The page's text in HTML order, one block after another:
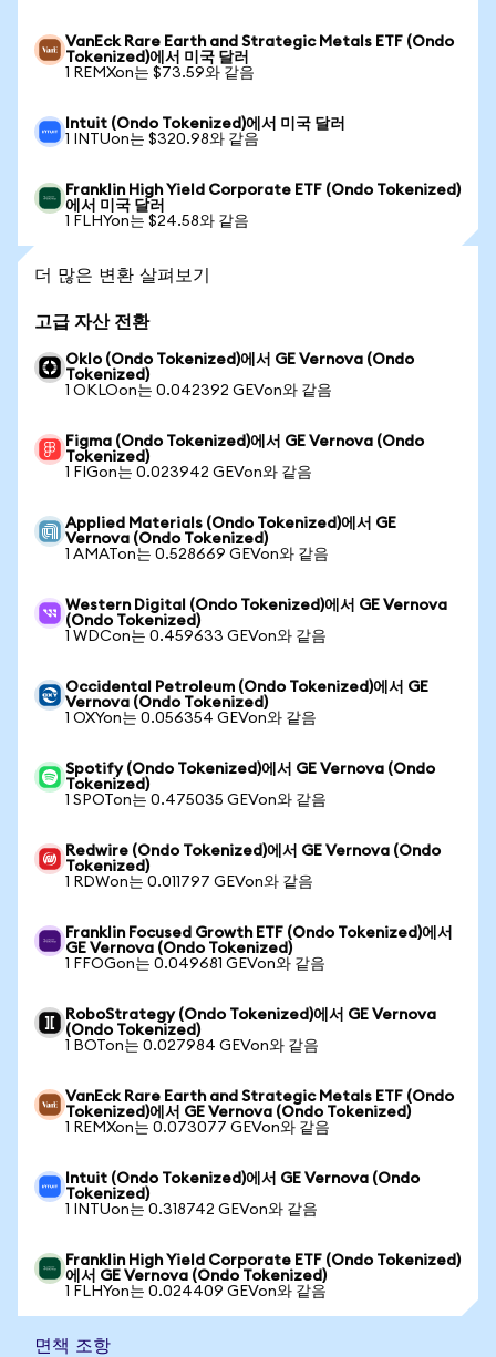
VanEck Rare Earth and Strategic Metals ETF (Ondo
Tokenized)에서 미국 달러
1 REMXon는 $73.59와 같음
Intuit (Ondo Tokenized)에서 미국 달러
1 INTUon는 $320.98와 같음
Franklin High Yield Corporate ETF (Ondo Tokenized)
에서 미국 달러
1 FLHYon는 $24.58와 같음
더 많은 변환 살펴보기
고급 자산 전환
Oklo (Ondo Tokenized)에서 GE Vernova (Ondo
Tokenized)
1 OKLOon는 0.042392 GEVon와 같음
Figma (Ondo Tokenized)에서 GE Vernova (Ondo
Tokenized)
1 FIGon는 0.023942 GEVon와 같음
Applied Materials (Ondo Tokenized)에서 GE
Vernova (Ondo Tokenized)
1 AMATon는 0.528669 GEVon와 같음
Western Digital (Ondo Tokenized)에서 GE Vernova
(Ondo Tokenized)
1 WDCon는 0.459633 GEVon와 같음
Occidental Petroleum (Ondo Tokenized)에서 GE
Vernova (Ondo Tokenized)
1 OXYon는 0.056354 GEVon와 같음
Spotify (Ondo Tokenized)에서 GE Vernova (Ondo
Tokenized)
1 SPOTon는 0.475035 GEVon와 같음
Redwire (Ondo Tokenized)에서 GE Vernova (Ondo
Tokenized)
1 RDWon는 0.011797 GEVon와 같음
Franklin Focused Growth ETF (Ondo Tokenized)에서
GE Vernova (Ondo Tokenized)
1 FFOGon는 0.049681 GEVon와 같음
RoboStrategy (Ondo Tokenized)에서 GE Vernova
(Ondo Tokenized)
1 BOTon는 0.027984 GEVon와 같음
VanEck Rare Earth and Strategic Metals ETF (Ondo
Tokenized)에서 GE Vernova (Ondo Tokenized)
1 REMXon는 0.073077 GEVon와 같음
Intuit (Ondo Tokenized)에서 GE Vernova (Ondo
Tokenized)
1 INTUon는 0.318742 GEVon와 같음
Franklin High Yield Corporate ETF (Ondo Tokenized)
에서 GE Vernova (Ondo Tokenized)
1 FLHYon는 0.024409 GEVon와 같음
면책 조항